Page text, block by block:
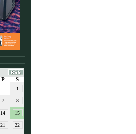
P S
1
7 8
14 15
21 22